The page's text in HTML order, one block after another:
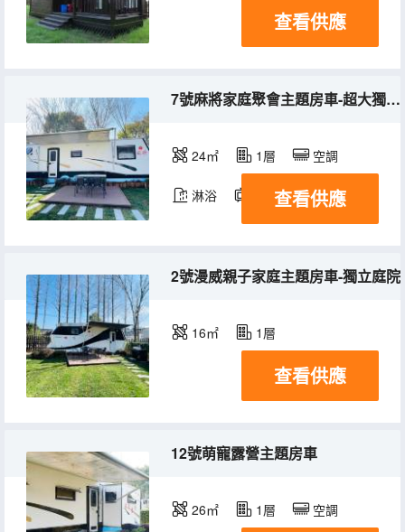
查看供應
7號麻將家庭聚會主題房車-超大獨立庭院
24㎡ 1層 空調
淋浴 電視機 冰箱
查看供應
2號漫威親子家庭主題房車-獨立庭院
16㎡ 1層
查看供應
12號萌寵露營主題房車
26㎡ 1層 空調